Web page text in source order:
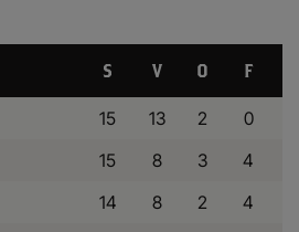
S V O F
15 13 2 0
15 8 3 4
14 8 2 4